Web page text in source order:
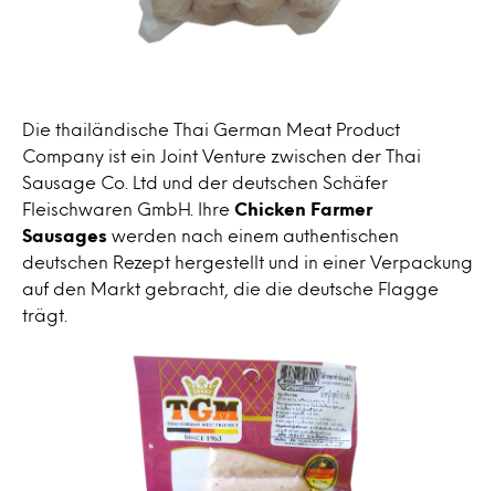
Die thailändische Thai German Meat Product
Company ist ein Joint Venture zwischen der Thai
Sausage Co. Ltd und der deutschen Schäfer
Fleischwaren GmbH. Ihre Chicken Farmer
Sausages werden nach einem authentischen
deutschen Rezept hergestellt und in einer Verpackung
auf den Markt gebracht, die die deutsche Flagge
trägt.